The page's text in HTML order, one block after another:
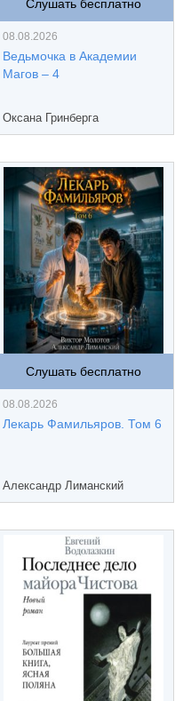
Слушать бесплатно
08.08.2026
Ведьмочка в Академии
Магов – 4
Оксана Гринберга
Слушать бесплатно
08.08.2026
Лекарь Фамильяров. Том 6
Александр Лиманский